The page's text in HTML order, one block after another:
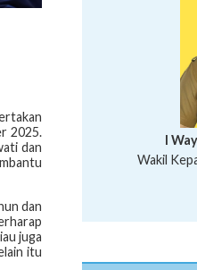
2025.
dan
dan
juga
itu
I
Wakil
I Wayan
Ni